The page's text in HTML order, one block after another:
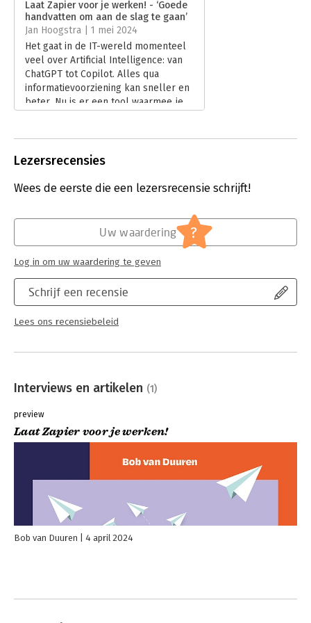
Daarnaast staat de auteur stil bij monitoring en foutopsporing
en bij implicaties voor beveiliging en privacy. Laat Zapier voor
je werken, zodat je veel tijd bespaart die je aan leukere dingen
kunt besteden!
Hoofdrubriek: Internet en social media
Laat Zapier voor je werken! - ‘Goede
handvatten om aan de slag te gaan’
Jan Hoogstra | 1 mei 2024
Het gaat in de IT-wereld momenteel
veel over Artificial Intelligence: van
ChatGPT tot Copilot. Alles qua
informatievoorziening kan sneller en
beter. Nu is er een tool waarmee je
Zapier voor je werken!’ wat de tool is
Lees verder
Lezersrecensies
Wees de eerste die een lezersrecensie schrijft!
Schrijf een recensie
Lees ons recensiebeleid
Uw waardering ?
Log in om uw waardering te geven
Interviews en artikelen (1)
preview
Laat Zapier voor je werken!
Bob van Duuren 4 april 2024